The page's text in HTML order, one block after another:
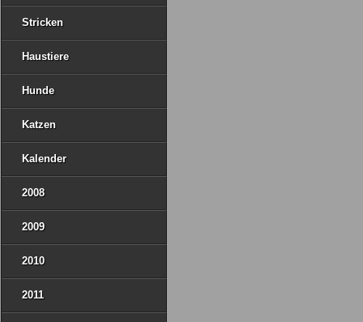
Stricken
Haustiere
Hunde
Katzen
Kalender
2008
2009
2010
2011